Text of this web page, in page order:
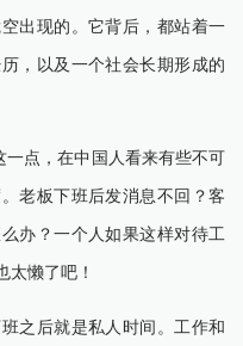
出现的。它背后，都站着一
，以及一个社会长期形成的
点，在中国人看来有些不可
老板下班后发消息不回？客
办？一个人如果这样对待工
懒了吧！
后就是私人时间。工作和